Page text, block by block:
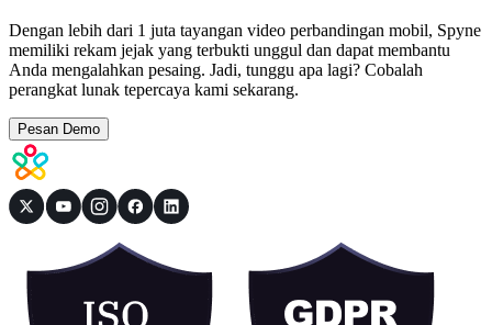
Dengan lebih dari 1 juta tayangan video perbandingan mobil, Spyne
memiliki rekam jejak yang terbukti unggul dan dapat membantu
Anda mengalahkan pesaing. Jadi, tunggu apa lagi? Cobalah
perangkat lunak tepercaya kami sekarang.
Pesan Demo